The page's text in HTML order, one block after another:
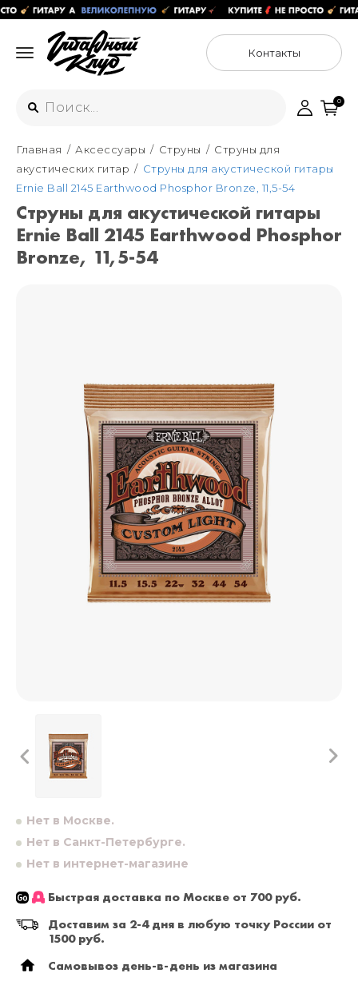
Контакты
Интернет-магазин
+7 (925) 125-54-44
Москва
+7 (925) 176-55-65
ул. Большая Новодмитровская 36с15,
"ФЛАКОН"
Санкт-Петербург
+7 (929) 179-15-49
0
Главная Аксессуары Струны
Струны для
акустических гитар
Струны для акустической гитары
Ernie Ball 2145 Earthwood Phosphor Bronze, 11,5-54
Струны для акустической гитары
Ernie Ball 2145 Earthwood Phosphor
Bronze, 11,5-54
Нет в Москве.
Нет в Санкт-Петербурге.
Нет в интернет-магазине
Быстрая доставка по Москве от 700 руб.
Доставим за 2-4 дня в любую точку России от
1500 руб.
Самовывоз день-в-день из магазина